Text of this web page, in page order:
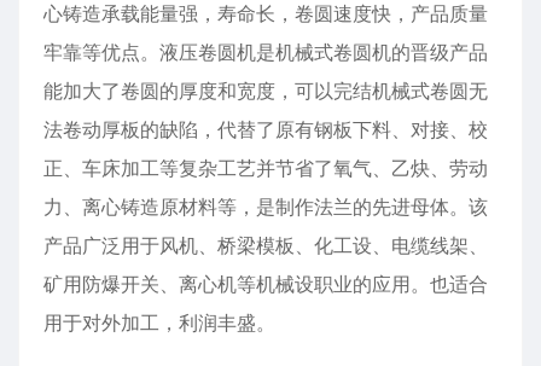
心铸造承载能量强，寿命长，卷圆速度快，产品质量
牢靠等优点。液压卷圆机是机械式卷圆机的晋级产品
能加大了卷圆的厚度和宽度，可以完结机械式卷圆无
法卷动厚板的缺陷，代替了原有钢板下料、对接、校
正、车床加工等复杂工艺并节省了氧气、乙炔、劳动
力、离心铸造原材料等，是制作法兰的先进母体。该
产品广泛用于风机、桥梁模板、化工设、电缆线架、
矿用防爆开关、离心机等机械设职业的应用。也适合
用于对外加工，利润丰盛。